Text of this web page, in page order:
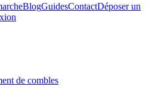
BlogGuidesContactDéposer un
de combles